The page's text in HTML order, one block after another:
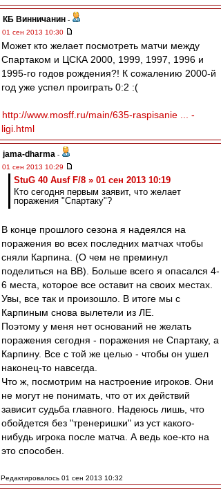
КБ Винничанин -
01 сен 2013 10:30
Может кто желает посмотреть матчи между
Спартаком и ЦСКА 2000, 1999, 1997, 1996 и
1995-го годов рождения?! К сожалению 2000-й
год уже успел проиграть 0:2 :(
http://www.mosff.ru/main/635-raspisanie ... -
ligi.html
jama-dharma -
01 сен 2013 10:29
StuG 40 Ausf F/8 » 01 сен 2013 10:19
Кто сегодня первым заявит, что желает
поражения "Спартаку"?
В конце прошлого сезона я надеялся на
поражения во всех последних матчах чтобы
сняли Карпина. (О чем не преминул
поделиться на ВВ). Больше всего я опасался 4-
6 места, которое все оставит на своих местах.
Увы, все так и произошло. В итоге мы с
Карпиным снова вылетели из ЛЕ.
Поэтому у меня нет оснований не желать
поражения сегодня - поражения не Спартаку, а
Карпину. Все с той же целью - чтобы он ушел
наконец-то навсегда.
Что ж, посмотрим на настроение игроков. Они
не могут не понимать, что от их действий
зависит судьба главного. Надеюсь лишь, что
обойдется без "тренеришки" из уст какого-
нибудь игрока после матча. А ведь кое-кто на
это способен.
Редактировалось 01 сен 2013 10:32